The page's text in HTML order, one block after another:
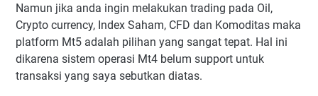
Namun jika anda ingin melakukan trading pada Oil,
Crypto currency, Index Saham, CFD dan Komoditas maka
platform Mt5 adalah pilihan yang sangat tepat. Hal ini
dikarena sistem operasi Mt4 belum support untuk
transaksi yang saya sebutkan diatas.